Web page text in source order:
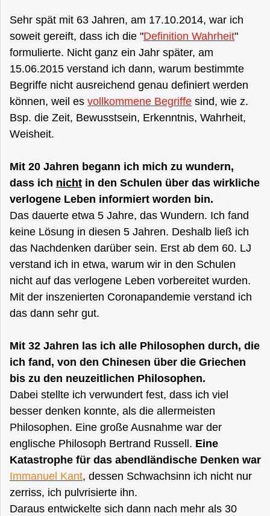
Sehr spät mit 63 Jahren, am 17.10.2014, war ich
soweit gereift, dass ich die "Definition Wahrheit"
formulierte. Nicht ganz ein Jahr später, am
15.06.2015 verstand ich dann, warum bestimmte
Begriffe nicht ausreichend genau definiert werden
können, weil es vollkommene Begriffe sind, wie z.
Bsp. die Zeit, Bewusstsein, Erkenntnis, Wahrheit,
Weisheit.
Mit 20 Jahren begann ich mich zu wundern,
dass ich nicht in den Schulen über das wirkliche
verlogene Leben informiert worden bin.
Das dauerte etwa 5 Jahre, das Wundern. Ich fand
keine Lösung in diesen 5 Jahren. Deshalb ließ ich
das Nachdenken darüber sein. Erst ab dem 60. LJ
verstand ich in etwa, warum wir in den Schulen
nicht auf das verlogene Leben vorbereitet wurden.
Mit der inszenierten Coronapandemie verstand ich
das dann sehr gut.
Mit 32 Jahren las ich alle Philosophen durch, die
ich fand, von den Chinesen über die Griechen
bis zu den neuzeitlichen Philosophen.
Dabei stellte ich verwundert fest, dass ich viel
besser denken konnte, als die allermeisten
Philosophen. Eine große Ausnahme war der
englische Philosoph Bertrand Russell. Eine
Katastrophe für das abendländische Denken war
Immanuel Kant, dessen Schwachsinn ich nicht nur
zerriss, ich pulvrisierte ihn.
Daraus entwickelte sich dann nach mehr als 30